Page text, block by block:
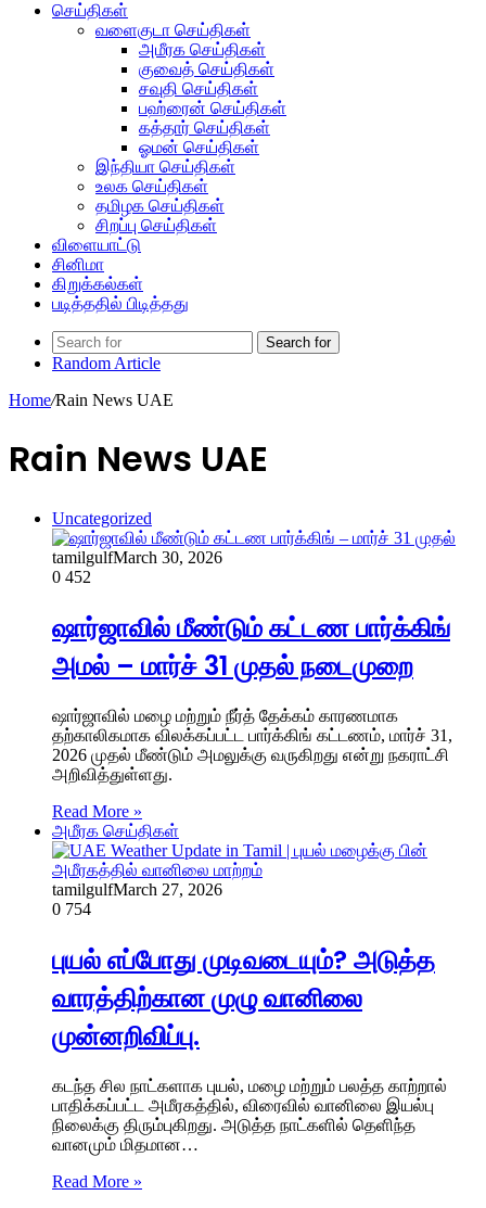
செய்திகள்
வளைகுடா செய்திகள்
அமீரக செய்திகள்
குவைத் செய்திகள்
சவுதி செய்திகள்
பஹ்ரைன் செய்திகள்
கத்தார் செய்திகள்
ஓமன் செய்திகள்
இந்தியா செய்திகள்
உலக செய்திகள்
தமிழக செய்திகள்
சிறப்பு செய்திகள்
விளையாட்டு
சினிமா
கிறுக்கல்கள்
படித்ததில் பிடித்தது
Search for
Random Article
Home/Rain News UAE
Rain News UAE
Uncategorized
tamilgulfMarch 30, 2026
0 452
ஷார்ஜாவில் மீண்டும் கட்டண பார்க்கிங்
அமல் – மார்ச் 31 முதல் நடைமுறை
ஷார்ஜாவில் மழை மற்றும் நீர்த் தேக்கம் காரணமாக
தற்காலிகமாக விலக்கப்பட்ட பார்க்கிங் கட்டணம், மார்ச் 31,
2026 முதல் மீண்டும் அமலுக்கு வருகிறது என்று நகராட்சி
அறிவித்துள்ளது.
Read More »
அமீரக செய்திகள்
tamilgulfMarch 27, 2026
0 754
புயல் எப்போது முடிவடையும்? அடுத்த
வாரத்திற்கான முழு வானிலை
முன்னறிவிப்பு.
கடந்த சில நாட்களாக புயல், மழை மற்றும் பலத்த காற்றால்
பாதிக்கப்பட்ட அமீரகத்தில், விரைவில் வானிலை இயல்பு
நிலைக்கு திரும்புகிறது. அடுத்த நாட்களில் தெளிந்த
வானமும் மிதமான…
Read More »